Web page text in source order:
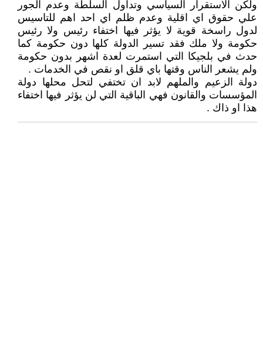
ولكن الاستقرار السياسي وتداول السلطة وعدم الجور
علي حقوق اي اقلية وعدم ظلم اي احد اهم للتاسيس
لدول راسخة قوية لا يؤثر فيها اختفاء رئيس ولا رئيس
حكومة ولا ملك فقد تسير الدولة كلها دون حكومة كما
حدث في بلجيكا التي استمرت لعدة اشهر بدون حكومة
ولم يشعر الناس وقتها باي قلق او نقص في الخدمات .
دولة الزعيم والملهم لابد ان تختفي لتحل محلها دولة
المؤسسات والقانون فهي الباقية التي لن يؤثر فيها اختفاء
هذا او ذاك .